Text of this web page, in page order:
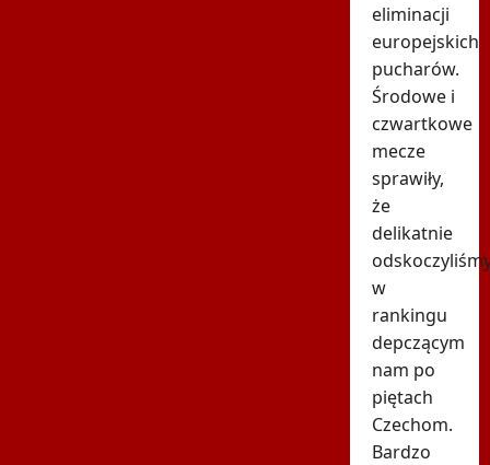
eliminacji
europejskich
pucharów.
Środowe i
czwartkowe
mecze
sprawiły,
że
delikatnie
w
rankingu
depczącym
nam po
piętach
Czechom.
Bardzo